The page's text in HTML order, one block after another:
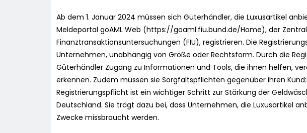
Ab dem 1. Januar 2024 müssen sich Güterhändler, die Luxusartikel
Meldeportal goAML Web (https://goaml.fiu.bund.de/Home), der
Finanztransaktionsuntersuchungen (FIU), registrieren. Die
Unternehmen, unabhängig von Größe oder Rechtsform. Durch die
Güterhändler Zugang zu Informationen und Tools, die ihnen helfen,
erkennen. Zudem müssen sie Sorgfaltspflichten gegenüber ihren
Registrierungspflicht ist ein wichtiger Schritt zur Stärkung der
Deutschland. Sie trägt dazu bei, dass Unternehmen, die Luxusartikel
Zwecke missbraucht werden.